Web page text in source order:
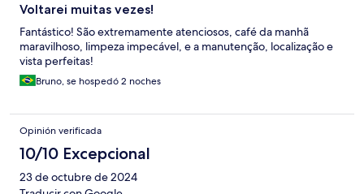
Voltarei muitas vezes!
Fantástico! São extremamente atenciosos, café da manhã
maravilhoso, limpeza impecável, e a manutenção, localização e
vista perfeitas!
Bruno, se hospedó 2 noches
Opinión verificada
10/10 Excepcional
23 de octubre de 2024